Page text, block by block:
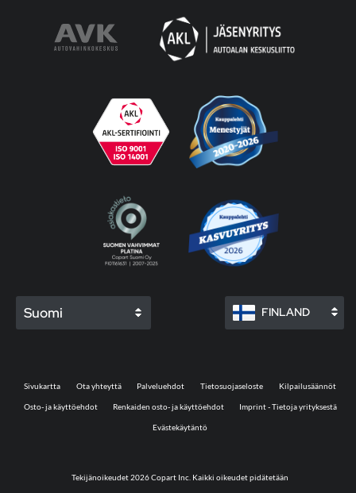
Suomi FINLAND
Tekijänoikeudet 2026 Copart Inc. Kaikki oikeudet pidätetään
Sivukartta Ota yhteyttä Palveluehdot Tietosuojaseloste Kilpailusäännöt
Osto- ja käyttöehdot Renkaiden osto- ja käyttöehdot Imprint - Tietoja yrityksestä
Evästekäytäntö